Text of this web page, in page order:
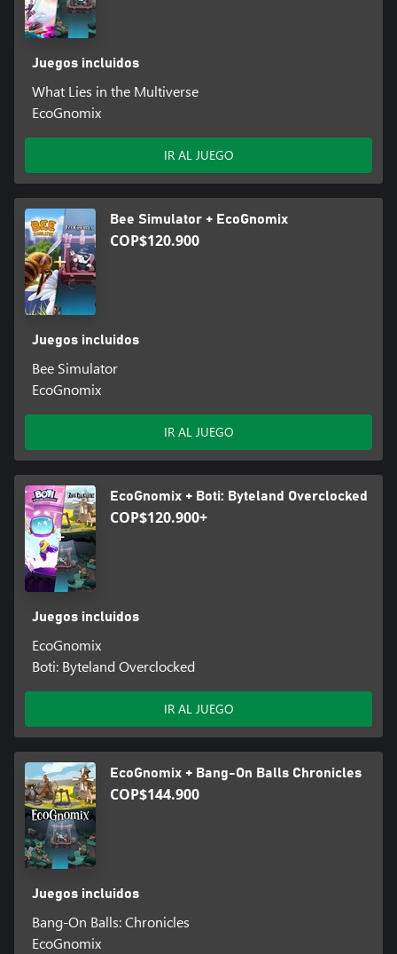
Juegos incluidos
What Lies in the Multiverse
EcoGnomix
IR AL JUEGO
Bee Simulator + EcoGnomix
COP$120.900
Juegos incluidos
Bee Simulator
EcoGnomix
IR AL JUEGO
EcoGnomix + Boti: Byteland Overclocked
COP$120.900+
Juegos incluidos
EcoGnomix
Boti: Byteland Overclocked
IR AL JUEGO
EcoGnomix + Bang-On Balls Chronicles
COP$144.900
Juegos incluidos
Bang-On Balls: Chronicles
EcoGnomix